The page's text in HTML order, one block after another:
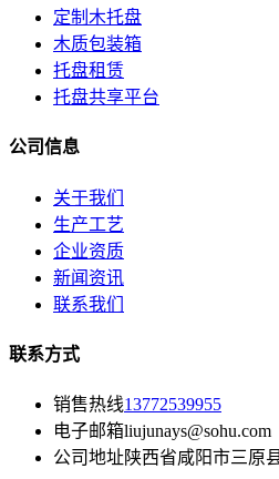
定制木托盘
木质包装箱
托盘租赁
托盘共享平台
公司信息
关于我们
生产工艺
企业资质
新闻资讯
联系我们
联系方式
销售热线13772539955
电子邮箱liujunays@sohu.com
公司地址陕西省咸阳市三原